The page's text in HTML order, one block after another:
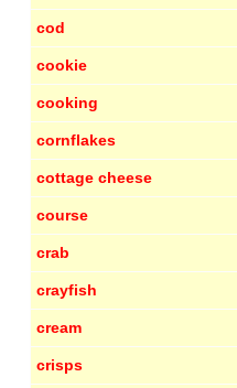
cod
cookie
cooking
cornflakes
cottage cheese
course
crab
crayfish
cream
crisps